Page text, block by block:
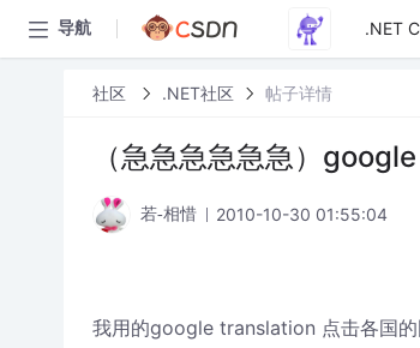
导航
社区 .NET社区 帖子详情
（急急急急急急）
若-相惜 2010-10-30 01:55:04
我用的google translation 点击各国的